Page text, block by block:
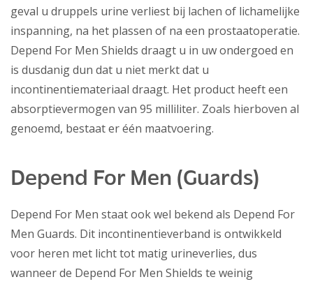
geval u druppels urine verliest bij lachen of lichamelijke
inspanning, na het plassen of na een prostaatoperatie.
Depend For Men Shields draagt u in uw ondergoed en
is dusdanig dun dat u niet merkt dat u
incontinentiemateriaal draagt. Het product heeft een
absorptievermogen van 95 milliliter. Zoals hierboven al
genoemd, bestaat er één maatvoering.
Depend For Men (Guards)
Depend For Men staat ook wel bekend als Depend For
Men Guards. Dit incontinentieverband is ontwikkeld
voor heren met licht tot matig urineverlies, dus
wanneer de Depend For Men Shields te weinig